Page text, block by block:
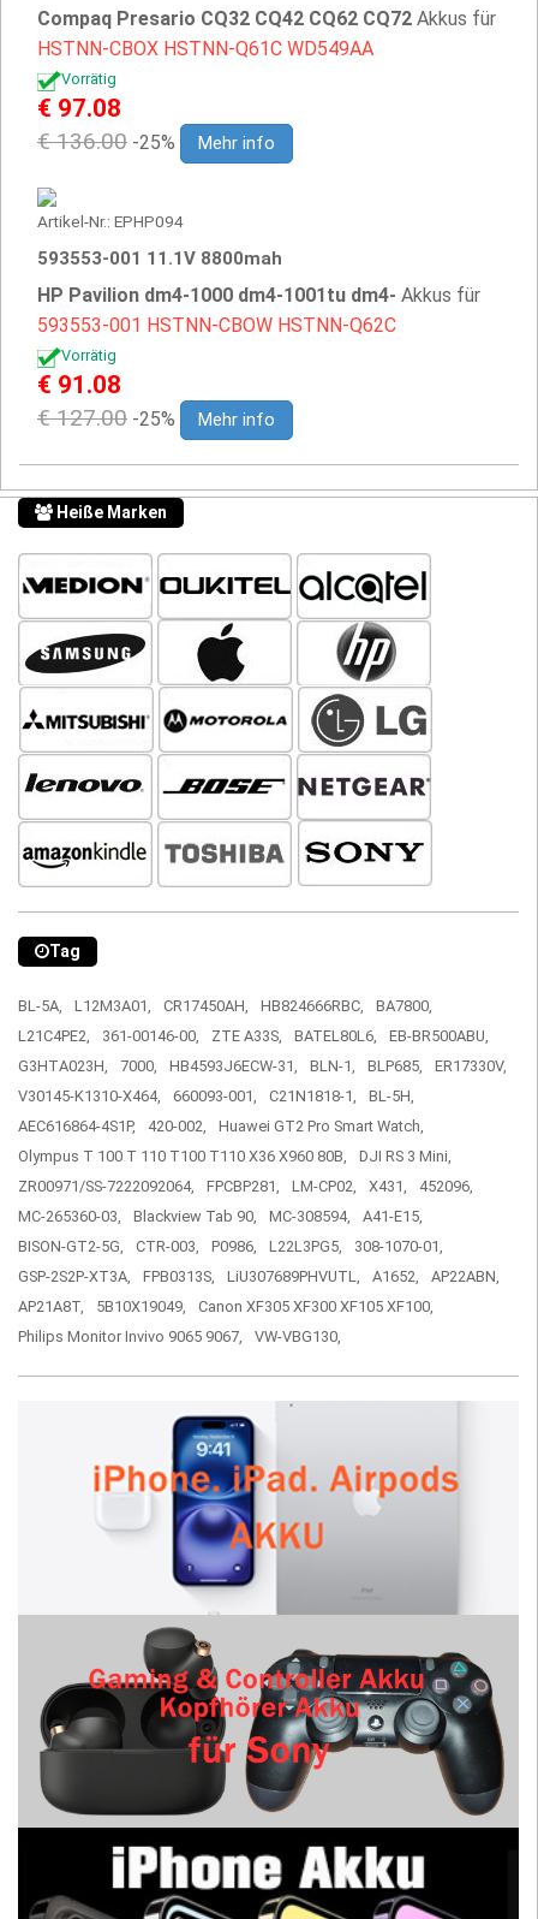
Compaq Presario CQ32 CQ42 CQ62 CQ72 Akkus für
HSTNN-CBOX HSTNN-Q61C WD549AA
Vorrätig
€ 97.08
€ 136.00 -25% Mehr info
Artikel-Nr.: EPHP094
593553-001 11.1V 8800mah
HP Pavilion dm4-1000 dm4-1001tu dm4- Akkus für
593553-001 HSTNN-CBOW HSTNN-Q62C
Vorrätig
€ 91.08
€ 127.00 -25% Mehr info
Heiße Marken
Tag
BL-5A, L12M3A01, CR17450AH, HB824666RBC,
BA7800,
L21C4PE2,
361-00146-00, ZTE A33S, BATEL80L6,
EB-BR500ABU,
G3HTA023H,
7000, HB4593J6ECW-31, BLN-1, BLP685,
ER17330V,
V30145-K1310-X464,
660093-001, C21N1818-1,
BL-5H,
AEC616864-4S1P,
420-002,
Huawei GT2 Pro Smart Watch,
Olympus T 100 T 110 T100 T110 X36 X960 80B,
DJI RS 3 Mini,
ZR00971/SS-7222092064,
FPCBP281, LM-CP02, X431,
452096,
MC-265360-03,
Blackview Tab 90, MC-308594,
A41-E15,
BISON-GT2-5G,
CTR-003, P0986, L22L3PG5,
308-1070-01,
GSP-2S2P-XT3A,
FPB0313S, LiU307689PHVUTL, A1652,
AP22ABN,
AP21A8T,
5B10X19049,
Canon XF305 XF300 XF105 XF100,
Philips Monitor Invivo 9065 9067,
VW-VBG130,